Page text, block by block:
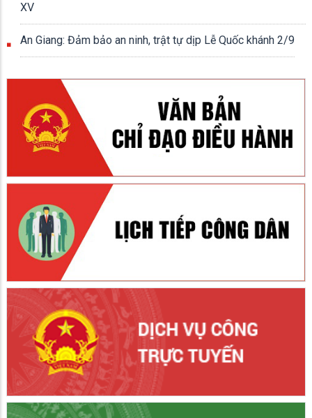
XV
An Giang: Đảm bảo an ninh, trật tự dịp Lễ Quốc khánh 2/9